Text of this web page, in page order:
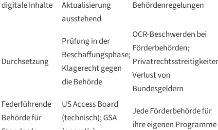
digitale Inhalte
Aktualisierung
ausstehend
Behördenregelungen
Durchsetzung
Prüfung in der
Beschaffungsphase;
Klagerecht gegen
die Behörde
OCR-Beschwerden bei
Förderbehörden;
Verlust von
Bundesgeldern
Federführende
Behörde für
US Access Board
(technisch); GSA
Jede Förderbehörde für
ihre eigenen Programme